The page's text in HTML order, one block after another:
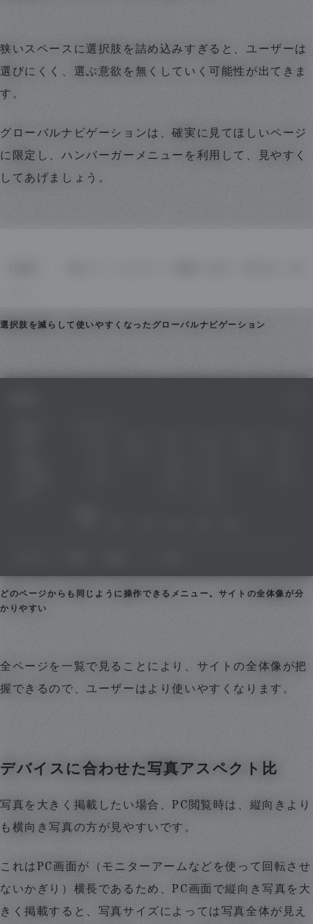
狭いスペースに選択肢を詰め込みすぎると、ユーザーは
選びにくく、選ぶ意欲を無くしていく可能性が出てきま
す。
グローバルナビゲーションは、確実に見てほしいページ
に限定し、ハンバーガーメニューを利用して、見やすく
してあげましょう。
選択肢を減らして使いやすくなったグローバルナビゲーション
どのページからも同じように操作できるメニュー。サイトの全体像が分
かりやすい
全ページを一覧で見ることにより、サイトの全体像が把
握できるので、ユーザーはより使いやすくなります。
デバイスに合わせた写真アスペクト比
写真を大きく掲載したい場合、PC閲覧時は、縦向きより
も横向き写真の方が見やすいです。
これはPC画面が（モニターアームなどを使って回転させ
ないかぎり）横長であるため、PC画面で縦向き写真を大
きく掲載すると、写真サイズによっては写真全体が見え